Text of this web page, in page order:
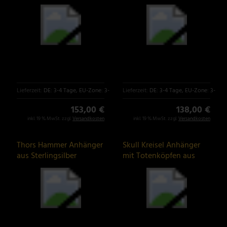
Lieferzeit: DE: 3-4 Tage, EU-Zone: 3-6 Tage
153,00 €
inkl. 19 % MwSt. zzgl. Versandkosten
Lieferzeit: DE: 3-4 Tage, EU-Zone: 3-6
138,00 €
inkl. 19 % MwSt. zzgl. Versandkosten
Thors Hammer Anhänger
aus Sterlingsilber
Skull Kreisel Anhänger
mit Totenköpfen aus